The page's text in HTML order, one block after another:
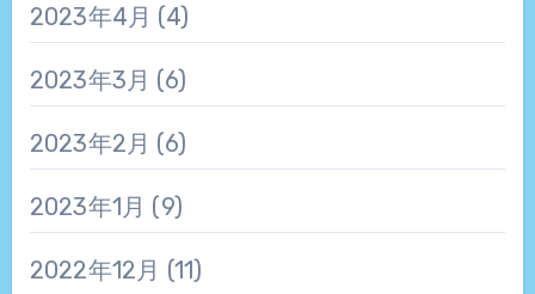
2023年4月 (4)
2023年3月 (6)
2023年2月 (6)
2023年1月 (9)
2022年12月 (11)